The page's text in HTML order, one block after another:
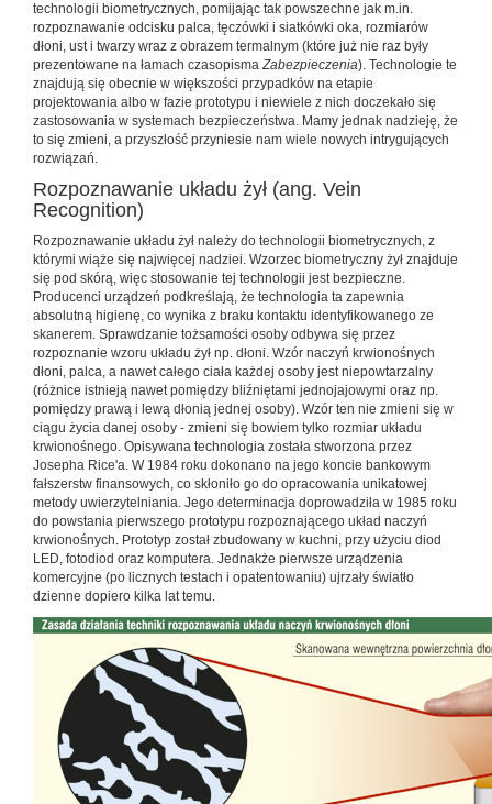
technologii biometrycznych, pomijając tak powszechne jak m.in.
rozpoznawanie odcisku palca, tęczówki i siatkówki oka, rozmiarów
dłoni, ust i twarzy wraz z obrazem termalnym (które już nie raz były
prezentowane na łamach czasopismaZabezpieczenia). Technologie te
znajdują się obecnie w większości przypadków na etapie
projektowania albo w fazie prototypu i niewiele z nich doczekało się
zastosowania w systemach bezpieczeństwa. Mamy jednak nadzieję, że
to się zmieni, a przyszłość przyniesie nam wiele nowych intrygujących
rozwiązań.
Rozpoznawanie układu żył (ang. Vein
Recognition)
Rozpoznawanie układu żył należy do technologii biometrycznych, z
którymi wiąże się najwięcej nadziei. Wzorzec biometryczny żył znajduje
się pod skórą, więc stosowanie tej technologii jest bezpieczne.
Producenci urządzeń podkreślają, że technologia ta zapewnia
absolutną higienę, co wynika z braku kontaktu identyfikowanego ze
skanerem. Sprawdzanie tożsamości osoby odbywa się przez
rozpoznanie wzoru układu żył np. dłoni. Wzór naczyń krwionośnych
dłoni, palca, a nawet całego ciała każdej osoby jest niepowtarzalny
(różnice istnieją nawet pomiędzy bliźniętami jednojajowymi oraz np.
pomiędzy prawą i lewą dłonią jednej osoby). Wzór ten nie zmieni się w
ciągu życia danej osoby - zmieni się bowiem tylko rozmiar układu
krwionośnego. Opisywana technologia została stworzona przez
Josepha Rice'a. W 1984 roku dokonano na jego koncie bankowym
fałszerstw finansowych, co skłoniło go do opracowania unikatowej
metody uwierzytelniania. Jego determinacja doprowadziła w 1985 roku
do powstania pierwszego prototypu rozpoznającego układ naczyń
krwionośnych. Prototyp został zbudowany w kuchni, przy użyciu diod
LED, fotodiod oraz komputera. Jednakże pierwsze urządzenia
komercyjne (po licznych testach i opatentowaniu) ujrzały światło
dzienne dopiero kilka lat temu.